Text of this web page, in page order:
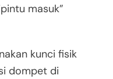
masuk”
kunci fisik
dompet di